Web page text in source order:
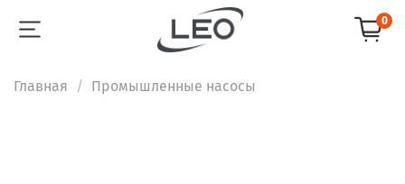
0
Главная Промышленные насосы